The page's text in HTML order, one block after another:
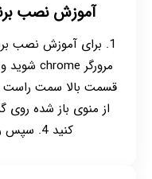
آموزش نصب
1. برای آموزش نصب
کنید 4. سپس روی گزینه add کلیک ک...